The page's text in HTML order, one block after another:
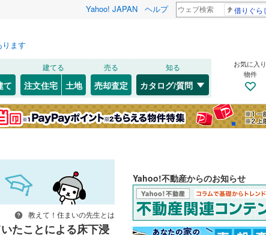
Yahoo! JAPAN ヘルプ
ります
て
建てる
注文住宅 土地
売る
売却査定
知る
カタログ/質問
お気に入り
物件
教えて！住まいの先生とは
たことによる床下浸
Yahoo!不動産からのお知らせ